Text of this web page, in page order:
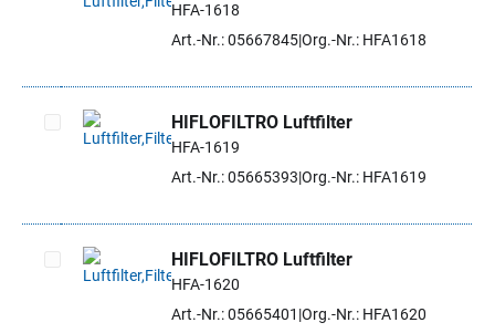
Artikel auswählen
HFA-1618
Art.-Nr.: 05667845Org.-Nr.: HFA1618
Artikel auswählen
HIFLOFILTRO Luftfilter
HFA-1619
Art.-Nr.: 05665393 Org.-Nr.: HFA1619
Artikel auswählen
HIFLOFILTRO Luftfilter
HFA-1620
Art.-Nr.: 05665401 Org.-Nr.: HFA1620